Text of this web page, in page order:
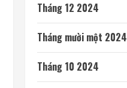
Tháng 12 2024
Tháng mười một 2024
Tháng 10 2024